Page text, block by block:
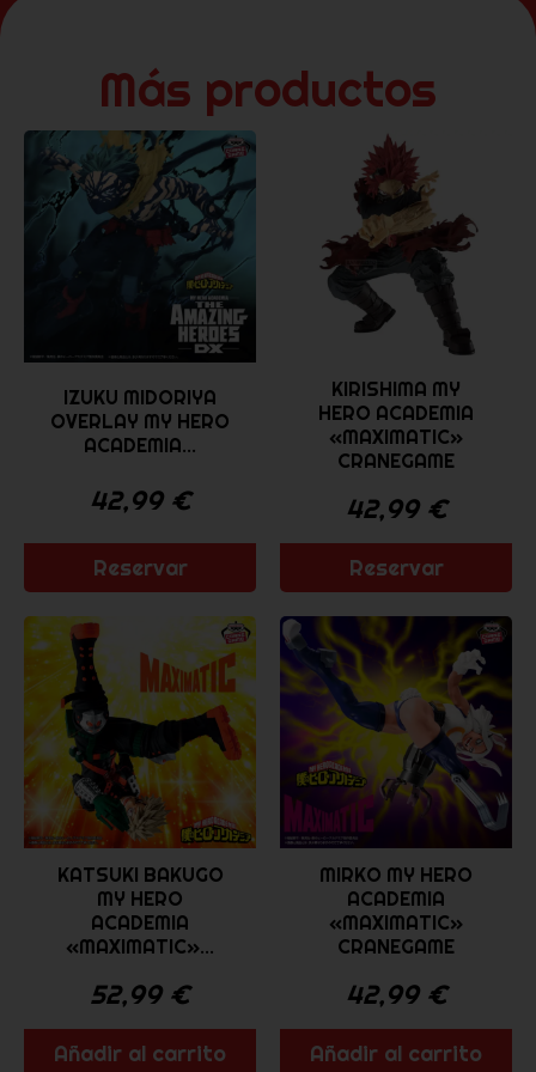
Más productos
IZUKU MIDORIYA
OVERLAY MY HERO
ACADEMIA...
42,99 €
Reservar
KIRISHIMA MY
HERO ACADEMIA
«MAXIMATIC»
CRANEGAME
42,99 €
Reservar
KATSUKI BAKUGO
MY HERO
ACADEMIA
«MAXIMATIC»...
52,99 €
Añadir al carrito
MIRKO MY HERO
ACADEMIA
«MAXIMATIC»
CRANEGAME
42,99 €
Añadir al carrito